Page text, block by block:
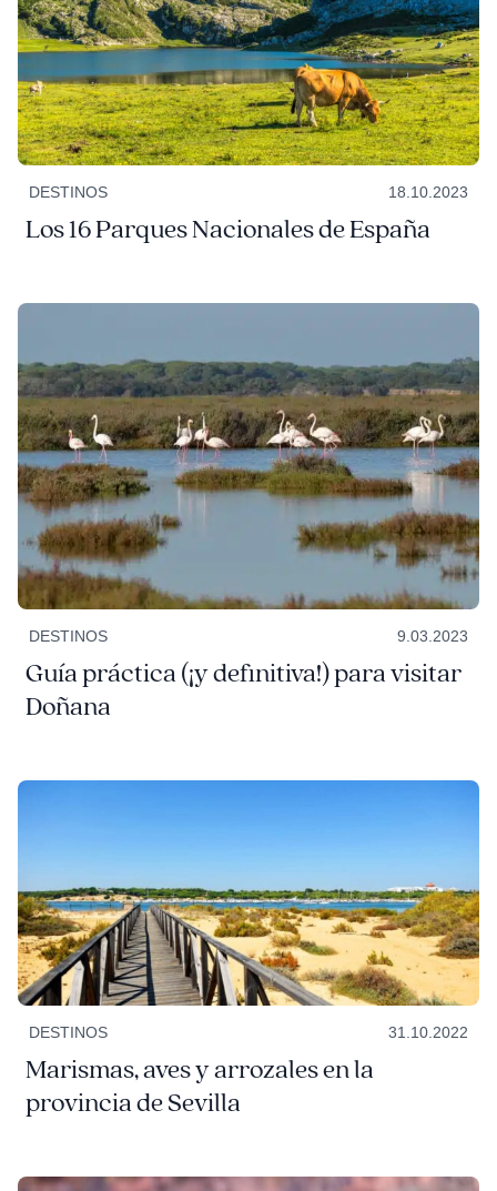
DESTINOS 18.10.2023
Los 16 Parques Nacionales de España
DESTINOS 9.03.2023
Guía práctica (¡y definitiva!) para visitar
Doñana
DESTINOS 31.10.2022
Marismas, aves y arrozales en la
provincia de Sevilla